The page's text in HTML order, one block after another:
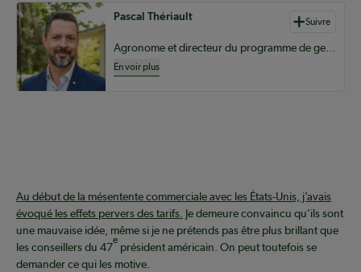
Auteurs de contenu
Pascal Thériault Suivre
Agronome et directeur du programme de gestion et technologies d’entreprise agricole au Campus MacDonald de l’Université McGill
En voir plus
Au début de la mésentente commerciale avec les États-Unis, j’avais
évoqué les effets pervers des tarifs. Je demeure convaincu qu’ils sont
une mauvaise idée, même si je ne prétends pas être plus brillant que
les conseillers du 47
e
président américain. On peut toutefois se
demander ce qui les motive.